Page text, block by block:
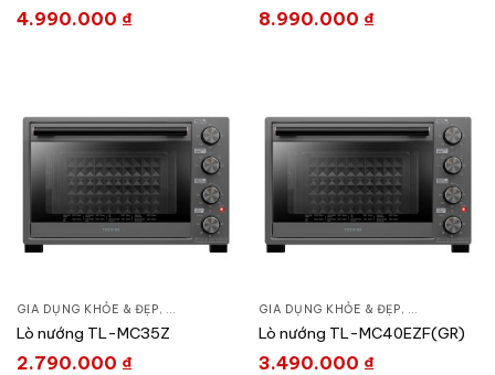
4.990.000 ₫ 8.990.000 ₫
GIA DỤNG KHỎE & ĐẸP, BẾP TIỆN NGHI ,LÒ NƯỚNG - BẾP NƯỚNG
Lò nướng TL-MC35Z
2.790.000 ₫
GIA DỤNG KHỎE & ĐẸP, BẾP TIỆN
Lò nướng TL-MC40EZF(GR)
3.490.000 ₫